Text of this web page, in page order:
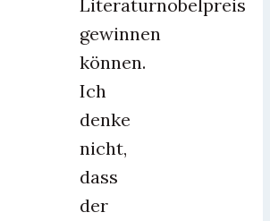
Literaturnobelpreis
gewinnen
können.
Ich
denke
nicht,
dass
der